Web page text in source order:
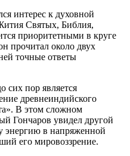
интерес к духовной
Святых, Библия,
приоритетными в круге
прочитал около двух
точные ответы
пор является
древнеиндийского
В этом сложном
Гончаров увидел другой
энергию в напряженной
его мировоззрение.